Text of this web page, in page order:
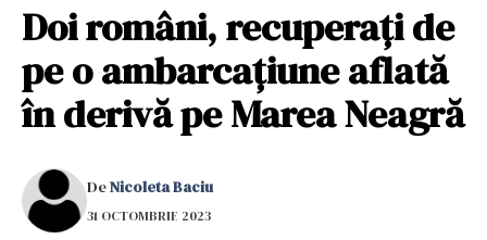
Doi români, recuperați de
pe o ambarcațiune aflată
în derivă pe Marea Neagră
DeNicoleta Baciu
31 OCTOMBRIE 2023